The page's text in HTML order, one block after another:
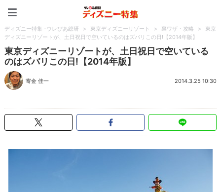
ディズニー特集 -ウレぴあ総研 > 東京ディズニーリゾート > 裏ワザ・攻略 >
東京
ディズニーリゾートが、土日祝日で空いているのはズバリこの日!【2014年版】
東京ディズニーリゾートが、土日祝日で空いている
のはズバリこの日!【2014年版】
寄金 佳一 2014.3.25 10:30